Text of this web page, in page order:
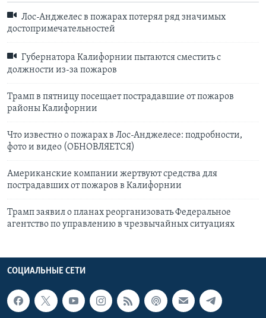
Лос-Анджелес в пожарах потерял ряд значимых
достопримечательностей
Губернатора Калифорнии пытаются сместить с
должности из-за пожаров
Трамп в пятницу посещает пострадавшие от пожаров
районы Калифорнии
Что известно о пожарах в Лос-Анджелесе: подробности,
фото и видео (ОБНОВЛЯЕТСЯ)
Американские компании жертвуют средства для
пострадавших от пожаров в Калифорнии
Трамп заявил о планах реорганизовать Федеральное
агентство по управлению в чрезвычайных ситуациях
СОЦИАЛЬНЫЕ СЕТИ